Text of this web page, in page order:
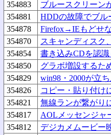
354883
ブルースクリーン
354881
HDDの故障でブル
354878
Firefox→IEもどせ
354870
スキャンディスク
354854
書き込みCDを認識
354850
グラボ増設するた
354829
win98・2000が立
354826
コピー・貼り付け
354821
無線ランが繋がり
354817
AOLメッセンジャ
354812
デジカメムービー